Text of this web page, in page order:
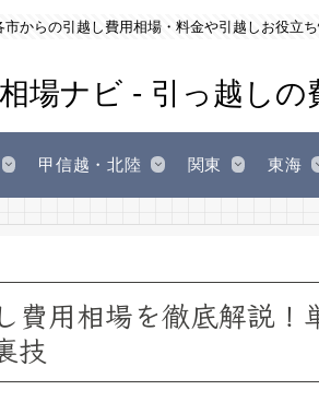
市からの引越し費用相場・料金や引越しお役立
甲信越・北陸 関東 東海
用相場を徹底解説！
技